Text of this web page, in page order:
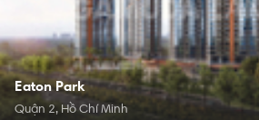
Eaton Park
Quận 2, Hồ Chí Minh